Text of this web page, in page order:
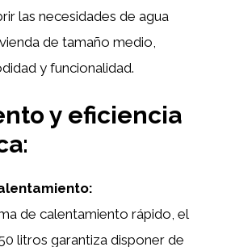
las necesidades de agua
de tamaño medio,
y funcionalidad.
y eficiencia
de calentamiento rápido, el
litros garantiza disponer de